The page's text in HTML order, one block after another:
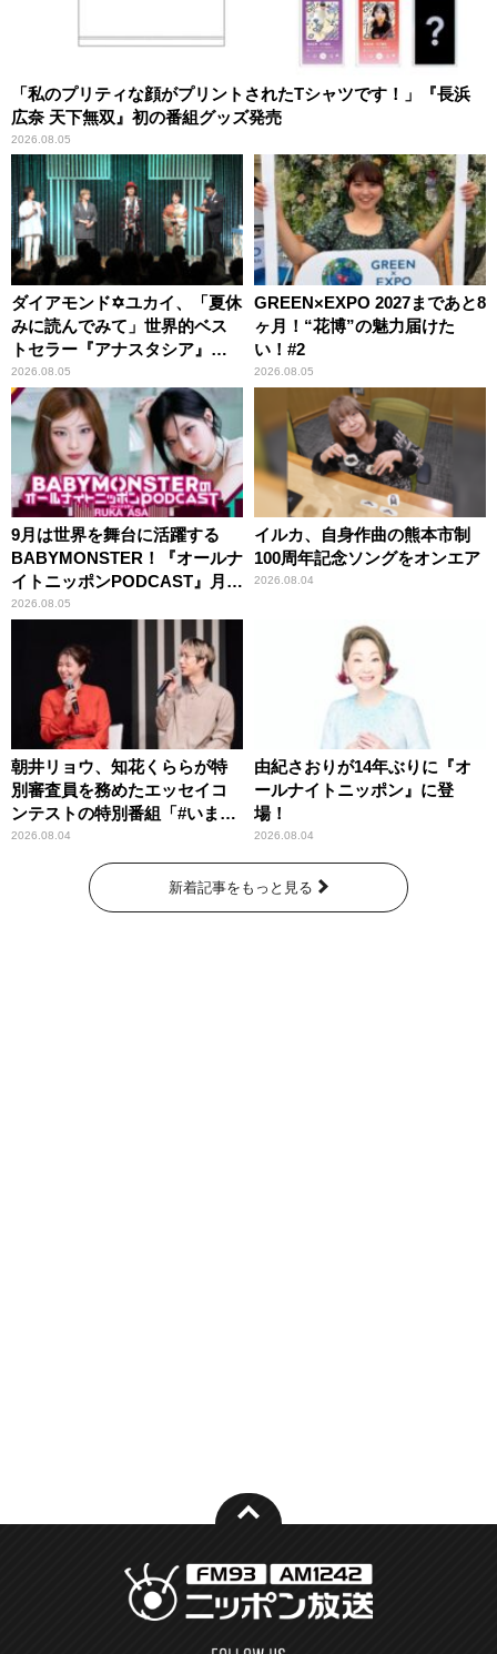
「私のプリティな顔がプリントされたTシャツです！」『長浜
広奈 天下無双』初の番組グッズ発売
2026.08.05
ダイアモンド✡ユカイ、「夏休
みに読んでみて」世界的ベス
トセラー『アナスタシア』を
紹介
2026.08.05
GREEN×EXPO 2027まであと8
ヶ月！“花博”の魅力届けた
い！#2
2026.08.05
9月は世界を舞台に活躍する
BABYMONSTER！『オールナ
イトニッポンPODCAST』月替
わりパーソナリティ
2026.08.05
イルカ、自身作曲の熊本市制
100周年記念ソングをオンエア
2026.08.04
朝井リョウ、知花くららが特
別審査員を務めたエッセイコ
ンテストの特別番組「#いまあ
なたに伝えたいこと」
2026.08.04
由紀さおりが14年ぶりに『オ
ールナイトニッポン』に登
場！
2026.08.04
新着記事をもっと見る